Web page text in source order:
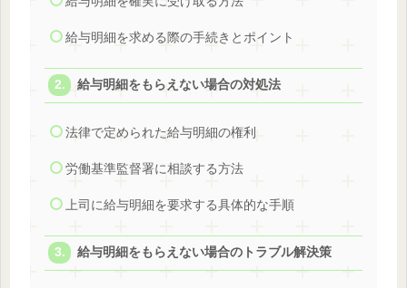
給与明細を求める際の手続きとポイント
給与明細をもらえない場合の対処法
法律で定められた給与明細の権利
労働基準監督署に相談する方法
上司に給与明細を要求する具体的な手順
給与明細をもらえない場合のトラブル解決策